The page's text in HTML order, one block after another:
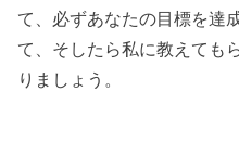
て、必ずあなたの目標を達
て、そしたら私に教えても
りましょう。